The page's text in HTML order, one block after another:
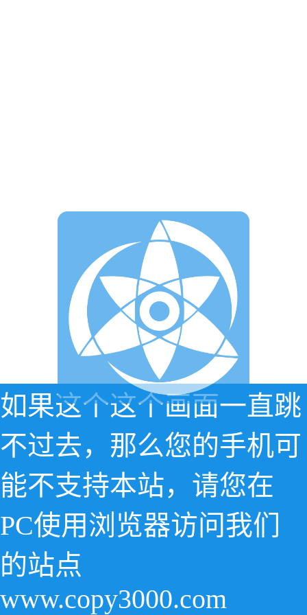
如果这个这个画面一直跳
不过去，那么您的手机可
能不支持本站，请您在
PC使用浏览器访问我们
的站点
www.copy3000.com